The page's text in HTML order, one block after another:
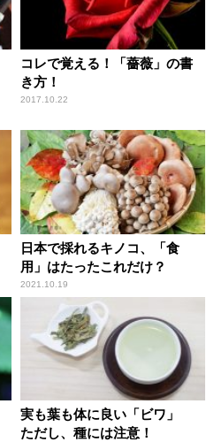
コレで覚える！「薔薇」の書
き方！
2017.10.22
日本で採れるキノコ、「食
用」はたったこれだけ？
2021.10.19
実も葉も体に良い「ビワ」
ただし、種には注意！